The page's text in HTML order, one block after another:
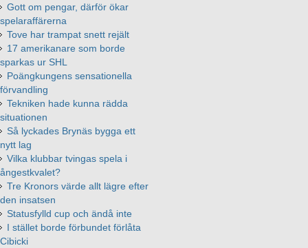
Gott om pengar, därför ökar
spelaraffärerna
Tove har trampat snett rejält
17 amerikanare som borde
sparkas ur SHL
Poängkungens sensationella
förvandling
Tekniken hade kunna rädda
situationen
Så lyckades Brynäs bygga ett
nytt lag
Vilka klubbar tvingas spela i
ångestkvalet?
Tre Kronors värde allt lägre efter
den insatsen
Statusfylld cup och ändå inte
I stället borde förbundet förlåta
Cibicki